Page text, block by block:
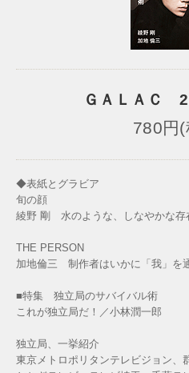
ＧＡＬＡＣ
780円(
◆表紙とグラビア
旬の顔
綾野 剛 水のような、しなやかな存
THE PERSON
加地倫三 制作者はいかに「我」を
■特集 独立局のサバイバル術
これが独立局だ！／小林潤一郎
独立局、一挙紹介
東京メトロポリタンテレビジョン、